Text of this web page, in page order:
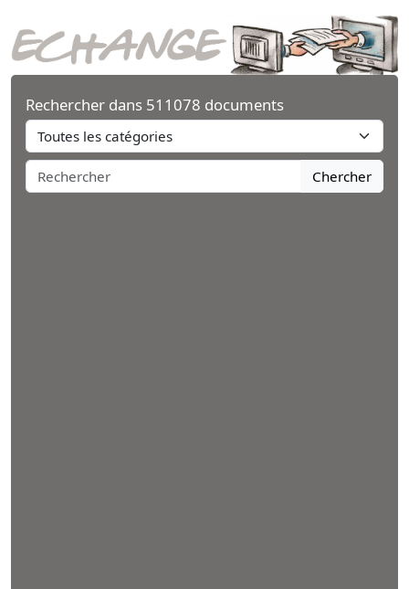
Rechercher dans 511078 documents
Chercher